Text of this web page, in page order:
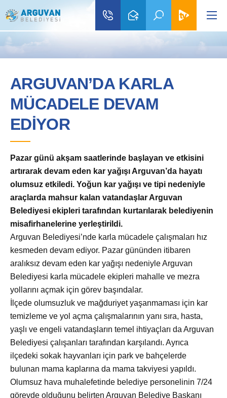
ARGUVAN’DA KARLA
MÜCADELE DEVAM
EDİYOR
Pazar günü akşam saatlerinde başlayan ve etkisini
artırarak devam eden kar yağışı Arguvan’da hayatı
olumsuz etkiledi. Yoğun kar yağışı ve tipi nedeniyle
araçlarda mahsur kalan vatandaşlar Arguvan
Belediyesi ekipleri tarafından kurtarılarak belediyenin
misafirhanelerine yerleştirildi.
Arguvan Belediyesi’nde karla mücadele çalışmaları hız
kesmeden devam ediyor. Pazar gününden itibaren
aralıksız devam eden kar yağışı nedeniyle Arguvan
Belediyesi karla mücadele ekipleri mahalle ve mezra
yollarını açmak için görev başındalar.
çede olumsuzluk ve mağduriyet yaşanmaması için kar
temizleme ve yol açma çalışmalarının yanı sıra, hasta,
yaşlı ve engeli vatandaşların temel ihtiyaçları da Arguvan
Belediyesi çalışanları tarafından karşılandı. Ayrıca
ilçedeki sokak hayvanları için park ve bahçelerde
bulunan mama kaplarına da mama takviyesi yapıldı.
Olumsuz hava muhalefetinde belediye personelinin 7/24
görevde olduğunu belirten Arguvan Belediye Başkanı